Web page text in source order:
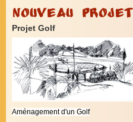
Nouveau Projet
Projet Golf
Aménagement d'un Golf